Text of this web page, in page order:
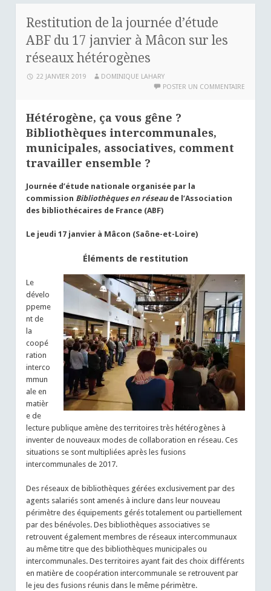
Restitution de la journée d’étude
ABF du 17 janvier à Mâcon sur les
réseaux hétérogènes
22 JANVIER 2019
DOMINIQUE LAHARY
POSTER UN COMMENTAIRE
Hétérogène, ça vous gêne ?
Bibliothèques intercommunales,
municipales, associatives, comment
travailler ensemble ?
Journée d’étude nationale organisée par la
commission Bibliothèques en réseaude l’Association
des bibliothécaires de France (ABF)
Le jeudi 17 janvier à Mâcon (Saône-et-Loire)
Éléments de restitution
Le
dévelo
ppeme
nt de
la
coopé
ration
interco
mmun
ale en
matièr
e de
lecture publique amène des territoires très hétérogènes à
inventer de nouveaux modes de collaboration en réseau. Ces
situations se sont multipliées après les fusions
intercommunales de 2017.
Des réseaux de bibliothèques gérées exclusivement par des
agents salariés sont amenés à inclure dans leur nouveau
périmètre des équipements gérés totalement ou partiellement
par des bénévoles. Des bibliothèques associatives se
retrouvent également membres de réseaux intercommunaux
au même titre que des bibliothèques municipales ou
intercommunales. Des territoires ayant fait des choix différents
en matière de coopération intercommunale se retrouvent par
le jeu des fusions réunis dans le même périmètre.